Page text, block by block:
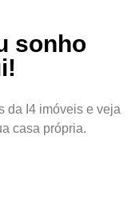
sonho
da I4 imóveis e veja
casa própria.